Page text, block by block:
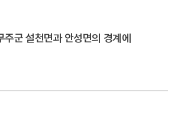
주군 설천면과 안성면의 경계에